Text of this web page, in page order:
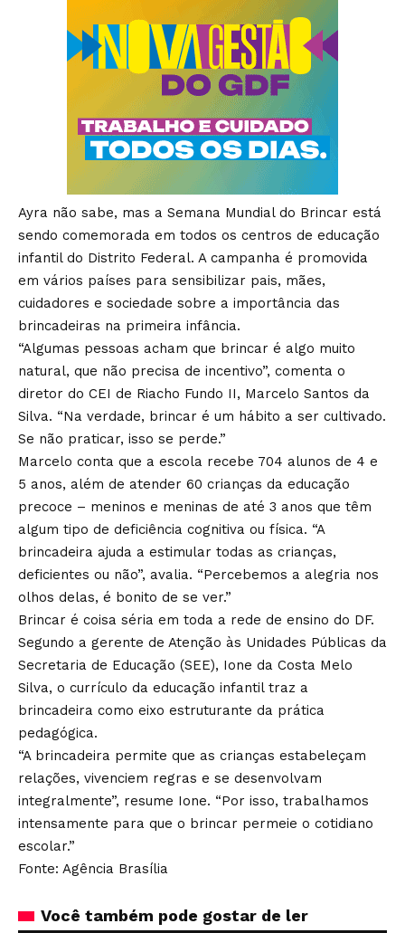
Ayra não sabe, mas a Semana Mundial do Brincar está
sendo comemorada em todos os centros de educação
infantil do Distrito Federal. A campanha é promovida
em vários países para sensibilizar pais, mães,
cuidadores e sociedade sobre a importância das
brincadeiras na primeira infância.
“Algumas pessoas acham que brincar é algo muito
natural, que não precisa de incentivo”, comenta o
diretor do CEI de Riacho Fundo II, Marcelo Santos da
Silva. “Na verdade, brincar é um hábito a ser cultivado.
Se não praticar, isso se perde.”
Marcelo conta que a escola recebe 704 alunos de 4 e
5 anos, além de atender 60 crianças da educação
precoce – meninos e meninas de até 3 anos que têm
algum tipo de deficiência cognitiva ou física. “A
brincadeira ajuda a estimular todas as crianças,
deficientes ou não”, avalia. “Percebemos a alegria nos
olhos delas, é bonito de se ver.”
Brincar é coisa séria em toda a rede de ensino do DF.
Segundo a gerente de Atenção às Unidades Públicas da
Secretaria de Educação (SEE), Ione da Costa Melo
Silva, o currículo da educação infantil traz a
brincadeira como eixo estruturante da prática
pedagógica.
“A brincadeira permite que as crianças estabeleçam
relações, vivenciem regras e se desenvolvam
integralmente”, resume Ione. “Por isso, trabalhamos
intensamente para que o brincar permeie o cotidiano
escolar.”
Fonte: Agência Brasília
Você também pode gostar de ler